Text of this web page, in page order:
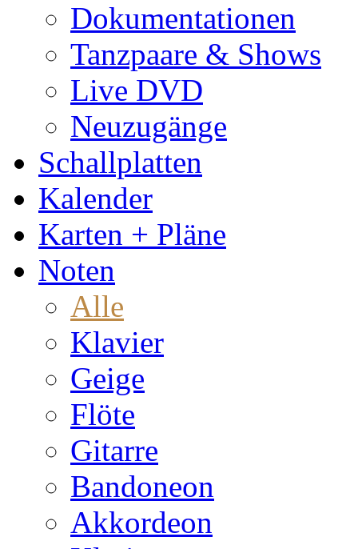
Dokumentationen
Tanzpaare & Shows
Live DVD
Neuzugänge
Schallplatten
Kalender
Karten + Pläne
Noten
Alle
Klavier
Geige
Flöte
Gitarre
Bandoneon
Akkordeon